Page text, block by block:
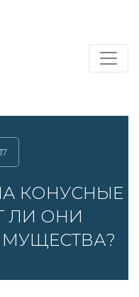
КОНУСНЫЕ
ЛИ ОНИ